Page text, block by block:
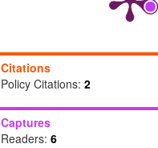
Citations
Policy Citations: 2
Captures
Readers: 6